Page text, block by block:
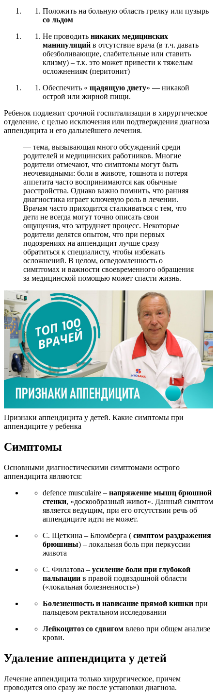
Положить на больную область грелку или пузырь
со льдом
Не проводить никаких медицинских
манипуляций в отсутствие врача (в т.ч. давать
обезболивающие, слабительные или ставить
клизму) – т.к. это может привести к тяжелым
осложнениям (перитонит)
Обеспечить « щадящую диету» — никакой
острой или жирной пищи.
Ребенок подлежит срочной госпитализации в хирургическое
отделение, с целью исключения или подтверждения диагноза
аппендицита и его дальнейшего лечения.
— тема, вызывающая много обсуждений среди
родителей и медицинских работников. Многие
родители отмечают, что симптомы могут быть
неочевидными: боли в животе, тошнота и потеря
аппетита часто воспринимаются как обычные
расстройства. Однако важно помнить, что ранняя
диагностика играет ключевую роль в лечении.
Врачам часто приходится сталкиваться с тем, что
дети не всегда могут точно описать свои
ощущения, что затрудняет процесс. Некоторые
родители делятся опытом, что при первых
подозрениях на аппендицит лучше сразу
обратиться к специалисту, чтобы избежать
осложнений. В целом, осведомленность о
симптомах и важности своевременного обращения
за медицинской помощью может спасти жизнь.
Признаки аппендицита у детей. Какие симптомы при
аппендиците у ребенка
Симптомы
Основными диагностическими симптомами острого
аппендицита являются:
defence musculaire – напряжение мышц брюшной
стенки, «доскообразный живот». Данный симптом
является ведущим, при его отсутствии речь об
аппендиците идти не может.
С. Щеткина – Блюмберга ( симптом раздражения
брюшины) – локальная боль при перкуссии
живота
С. Филатова – усиление боли при глубокой
пальпации в правой подвздошной области
(«локальная болезненность»)
Болезненность и нависание прямой кишки при
пальцевом ректальном исследовании
Лейкоцитоз со сдвигом влево при общем анализе
крови.
Удаление аппендицита у детей
Лечение аппендицита только хирургическое, причем
проводится оно сразу же после установки диагноза.